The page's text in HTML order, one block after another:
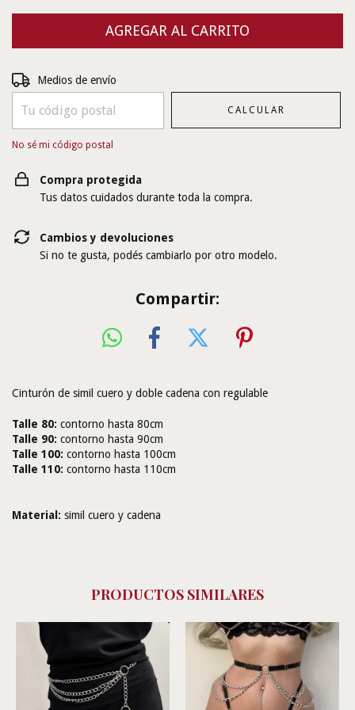
Entregas para el CP:
Medios de envío
CALCULAR
No sé mi código postal
Compra protegida
Tus datos cuidados durante toda la compra.
Cambios y devoluciones
Si no te gusta, podés cambiarlo por otro modelo.
Compartir:
Cinturón de simil cuero y doble cadena con regulable
Talle 80: contorno hasta 80cm
Talle 90: contorno hasta 90cm
Talle 100: contorno hasta 100cm
Talle 110: contorno hasta 110cm
Material: simil cuero y cadena
PRODUCTOS SIMILARES